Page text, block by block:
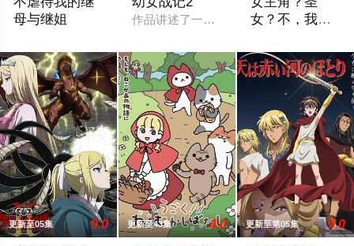
母与继姐
作品讲述了一位精英上班族转生至战火纷
女？不，我是
豪）！
更新至05集 9.0 更新至43集 4.0 更新至第05集 9.0